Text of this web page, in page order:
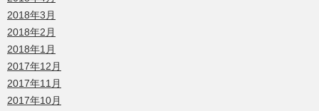
2018年3月
2018年2月
2018年1月
2017年12月
2017年11月
2017年10月